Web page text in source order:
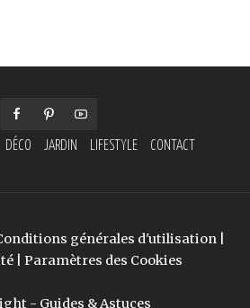
DÉCO JARDIN LIFESTYLE CONTACT
générales d'utilisation
| Paramètres des Cookies
- Guides & Astuces